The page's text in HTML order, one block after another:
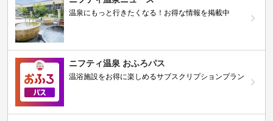
温泉にもっと行きたくなる！お得な情報を掲載中
ニフティ温泉 おふろパス
温浴施設をお得に楽しめるサブスクリプションプラン